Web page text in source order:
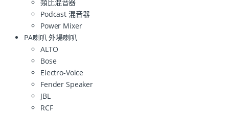
類比混音器
Podcast 混音器
Power Mixer
PA喇叭 外場喇叭
ALTO
Bose
Electro-Voice
Fender Speaker
JBL
RCF